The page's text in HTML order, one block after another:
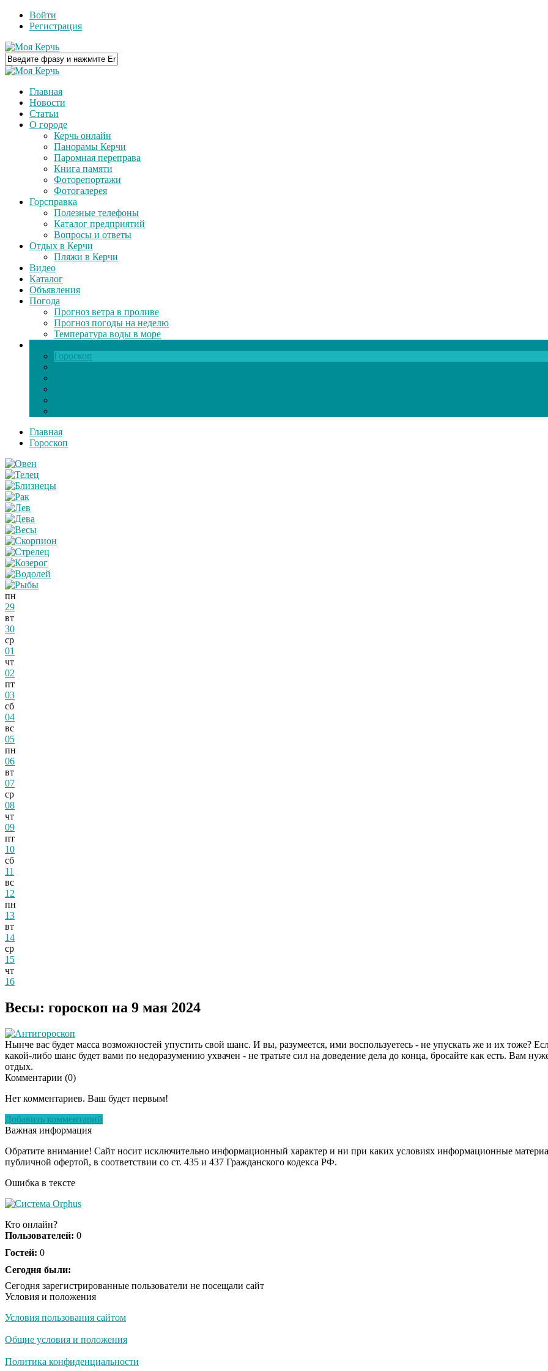
Войти
Регистрация
Главная
Новости
Статьи
О городе
Керчь онлайн
Панорамы Керчи
Паромная переправа
Книга памяти
Фоторепортажи
Фотогалерея
Горсправка
Полезные телефоны
Каталог предприятий
Вопросы и ответы
Отдых в Керчи
Пляжи в Керчи
Видео
Каталог
Объявления
Погода
Прогноз ветра в проливе
Прогноз погоды на неделю
Температура воды в море
Гороскоп
Главная
Гороскоп
пн
29
вт
30
ср
01
чт
02
пт
03
сб
04
вс
05
пн
06
вт
07
ср
08
чт
09
пт
10
сб
11
вс
12
пн
13
вт
14
ср
15
чт
16
Весы: гороскоп на 9 мая 2024
Антигороскоп
Нынче вас будет масса возможностей упустить свой шанс. И вы, разумеется, ими воспользуетесь - не упускать же и их тоже?
какой-либо шанс будет вами по недоразумению ухвачен - не тратьте сил на доведение дела до конца, бросайте как есть. Вам
отдых.
Комментарии (0)
Нет комментариев. Ваш будет первым!
Добавить комментарий
Важная информация
Обратите внимание! Сайт носит исключительно информационный характер и ни при каких условиях информационные
публичной офертой, в соответствии со ст. 435 и 437 Гражданского кодекса РФ.
Ошибка в тексте
Кто онлайн?
Пользователей: 0
Гостей: 0
Сегодня были:
Сегодня зарегистрированные пользователи не посещали сайт
Условия и положения
Условия пользования сайтом
Общие условия и положения
Политика конфиденциальности